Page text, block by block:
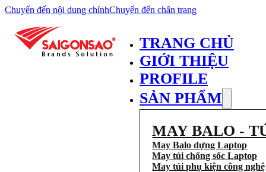
Chuyển đến nội dung chínhChuyển đến chân trang
TRANG CHỦ
GIỚI THIỆU
PROFILE
SẢN PHẨM
MAY BALO -
May Balo dựng Laptop
May túi chống sốc Laptop
May túi phụ kiện công nghệ